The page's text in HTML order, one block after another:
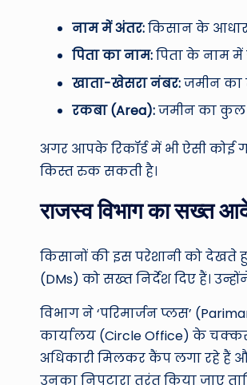
नाम में अंतर:किसान के
पिता का नाम:पिता के नाम में
खाता-खेसरा नंबर:जमीन का
रकबा (Area):जमीन का कुल
अगर आपके रिकॉर्ड में भी ऐसी कोई
किस्त रुक सकती है।
राजस्व विभाग का सख्त
किसानों की इस परेशानी को देखते
(DMs) को सख्त निर्देश दिए हैं।
विभाग ने ‘परिमार्जन प्लस’
कार्यालय (Circle Office) के
अधिकारी मिलकर कैंप लगा रहे हैं
उनका निपटारा तुरंत किया जाए